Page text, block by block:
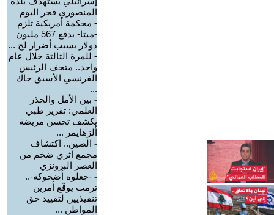
المنصوري فجر اليوم
- محكمة أمريكية تلزم
-ميتا- بدفع 567 مليون
دولار بسبب أضرار لح ...
- للمرة الثالثة خلال عام
واحد.. متحف الرئيس
الفرنسي الأسبق جاك
...
- بين الأمل والحذر
العلمي: تقرير طبي
يكشف تحسن مريضة
ألزهايمر ...
- الصين.. اكتشاف
مجمع أثري ضخم من
العصر البرونزي
- -جعلوه أضحوكة-..
ترمب يوقّع أمرين
تنفيذيين لتقييد حق
المواطن ...